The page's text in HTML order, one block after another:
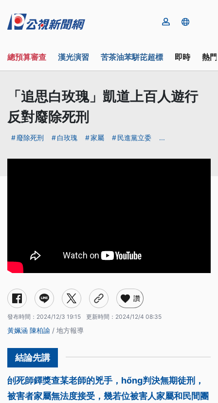
總預算審查 漢光演習 苦茶油苯駢芘超標 即時 熱
「追思白玫瑰」凱道上百人遊行
反對廢除死刑
廢除死刑 白玫瑰 家屬 民進黨立委 ...
讚
發布時間： 2024/12/3 19:15 更新時間： 2024/12/4 08:35
黃姵涵 陳柏諭 / 地方報導
刣死師鐸獎查某老師的兇手，hőng判決無期徒刑，
被害者家屬無法度接受，幾若位被害人家屬和民間團